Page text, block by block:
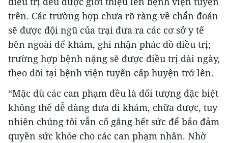
trên. Các trường hợp chưa rõ ràng về chẩn đoán
sẽ được đội ngũ của trại đưa ra các cơ sở y tế
bên ngoài để khám, ghi nhận phác đồ điều trị;
trường hợp bệnh nặng sẽ được điều trị dài ngày,
theo dõi tại bệnh viện tuyến cấp huyện trở lên.
“Mặc dù các can phạm đều là đối tượng đặc biệt
không thể dễ dàng đưa đi khám, chữa được, tuy
nhiên chúng tôi vẫn cố gắng hết sức để bảo đảm
quyền sức khỏe cho các can phạm nhân. Nhờ